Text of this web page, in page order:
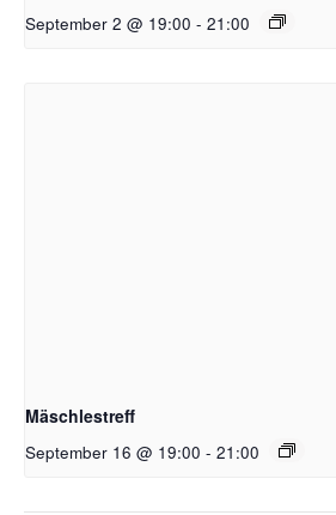
September 2 @ 19:00 - 21:00
Mäschlestreff
September 16 @ 19:00 - 21:00